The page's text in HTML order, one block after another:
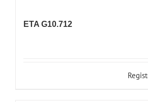
ETA G10.712